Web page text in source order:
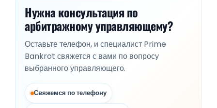
Нужна консультация по
арбитражному управляющему?
Оставьте телефон, и специалист Prime
Bankrot свяжется с вами по вопросу
выбранного управляющего.
Свяжемся по телефону